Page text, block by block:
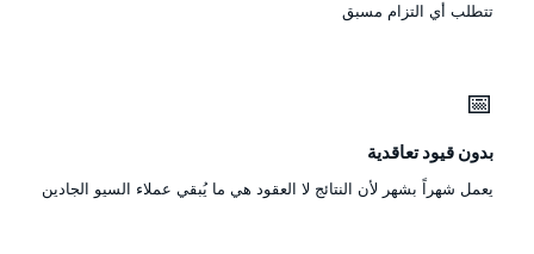
تتطلب أي التزام مسبق
📅
بدون قيود تعاقدية
يعمل شهراً بشهر لأن النتائج لا العقود هي ما يُبقي عملاء السيو الجادين